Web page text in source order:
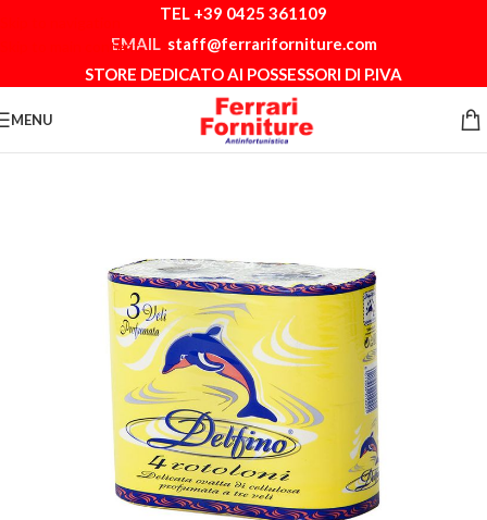
Skip to main content
TEL +39 0425 361109
EMAIL staff@ferrariforniture.com
STORE DEDICATO AI POSSESSORI DI P.IVA
MENU